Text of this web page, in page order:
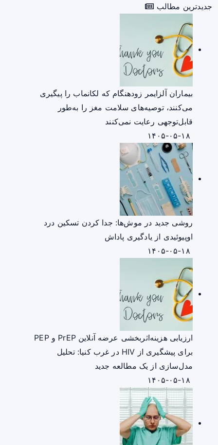
جدیدترین مطالب
بیماران آلزایمر زودهنگام که لکانماب را پیگیری
می‌کنند، توصیه‌های سلامت مغز را به‌طور
قابل‌توجهی رعایت نمی‌کنند
روشی جدید در موش‌ها: جدا کردن تسکین درد
اوپیوئیدی از یادگیری پاداش
ارزیابی هزینه‌اثربخشی عرضه آنلاین PrEP و PEP
برای پیشگیری از HIV در غرب کنیا: تحلیل
مدل‌سازی از یک مطالعه جدید